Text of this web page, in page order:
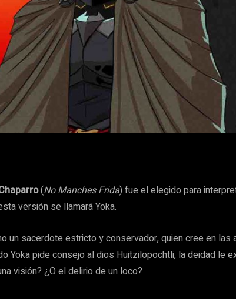
(No Manches Frida) fue el elegido para
versión se llamará Yoka.
un sacerdote estricto y conservador, quien cree en
Yoka pide consejo al dios Huitzilopochtli, la deidad le
visión? ¿O el delirio de un loco?